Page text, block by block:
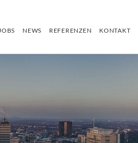
NEWS REFERENZEN KONTAKT